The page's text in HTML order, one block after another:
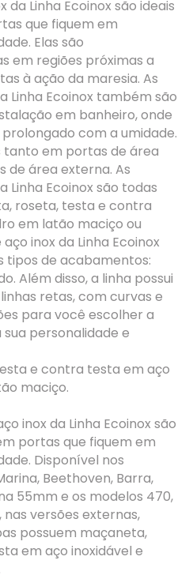
Linha Ecoinox são ideais
que fiquem em
Elas são
em regiões próximas a
à ação da maresia. As
Linha Ecoinox também são
em banheiro, onde
com a umidade.
tanto em portas de área
de área externa. As
Linha Ecoinox são todas
roseta, testa e contra
em latão maciço ou
inox da Linha Ecoinox
tipos de acabamentos:
Além disso, a linha possui
retas, com curvas e
para você escolher a
personalidade e
e contra testa em aço
maciço.
inox da Linha Ecoinox são
portas que fiquem em
Disponível nos
Beethoven, Barra,
55mm e os modelos 470,
versões externas,
possuem maçaneta,
em aço inoxidável e